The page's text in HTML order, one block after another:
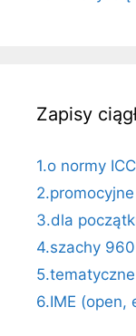
Zapisy
1.o normy
3.dla
4.szachy 960
5.tematyczne
6.IME (open,